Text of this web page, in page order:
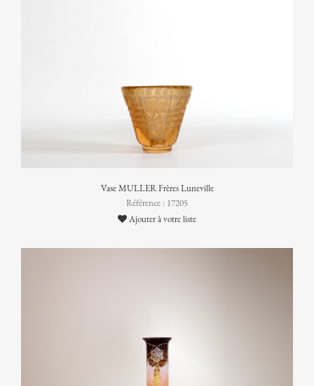
Vase MULLER Frères Luneville
Référence : 17205
Ajouter à votre liste